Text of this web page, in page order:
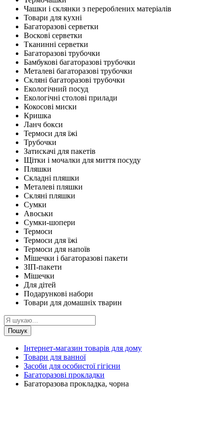
Чашки і склянки з перероблених матеріалів
Товари для кухні
Багаторазові серветки
Воскові серветки
Тканинні серветки
Багаторазові трубочки
Бамбукові багаторазові трубочки
Металеві багаторазові трубочки
Скляні багаторазові трубочки
Екологічний посуд
Екологічні столові прилади
Кокосові миски
Кришка
Ланч бокси
Термоси для їжі
Трубочки
Затискачі для пакетів
Щітки і мочалки для миття посуду
Пляшки
Складні пляшки
Металеві пляшки
Скляні пляшки
Сумки
Авоськи
Сумки-шопери
Термоси
Термоси для їжі
Термоси для напоїв
Мішечки і багаторазові пакети
ЗІП-пакети
Мішечки
Для дітей
Подарункові набори
Товари для домашніх тварин
Пошук
Інтернет-магазин товарів для дому
Товари для ванної
Засоби для особистої гігієни
Багаторазові прокладки
Багаторазова прокладка, чорна